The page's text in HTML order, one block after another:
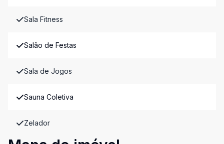
Sala Fitness
Salão de Festas
Sala de Jogos
Sauna Coletiva
Zelador